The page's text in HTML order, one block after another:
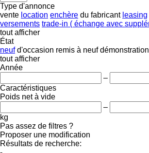
Type d'annonce
vente location enchère du fabricant leasing
versements trade-in ( échange avec
tout afficher
État
neuf d'occasion remis à neuf démonstration
tout afficher
Année
–
Caractéristiques
Poids net à vide
–
kg
Pas assez de filtres ?
Proposer une modification
Résultats de recherche: